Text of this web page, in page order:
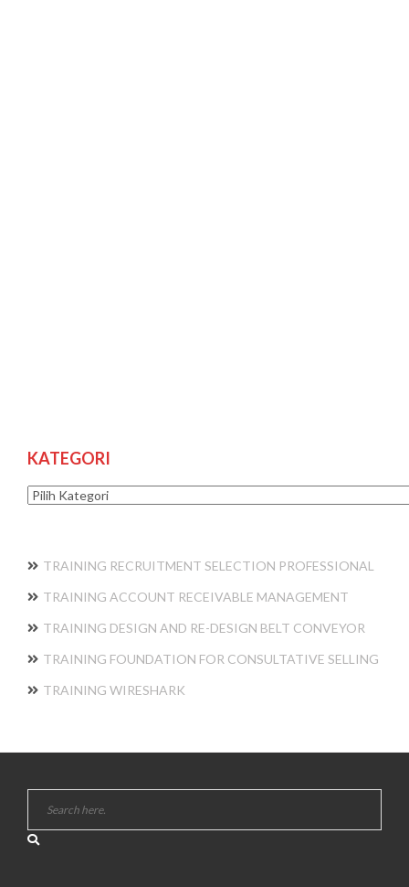
KATEGORI
Kategori
TRAINING RECRUITMENT SELECTION PROFESSIONAL
TRAINING ACCOUNT RECEIVABLE MANAGEMENT
TRAINING DESIGN AND RE-DESIGN BELT CONVEYOR
TRAINING FOUNDATION FOR CONSULTATIVE SELLING
TRAINING WIRESHARK